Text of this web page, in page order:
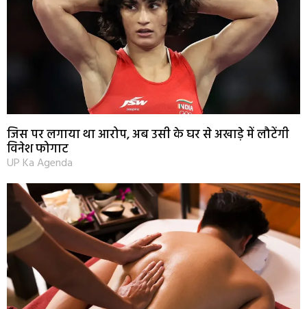
जिस पर लगाया था आरोप, अब उसी के घर से अखाड़े में लौटेंगी
विनेश फोगाट
UP Ka Agenda